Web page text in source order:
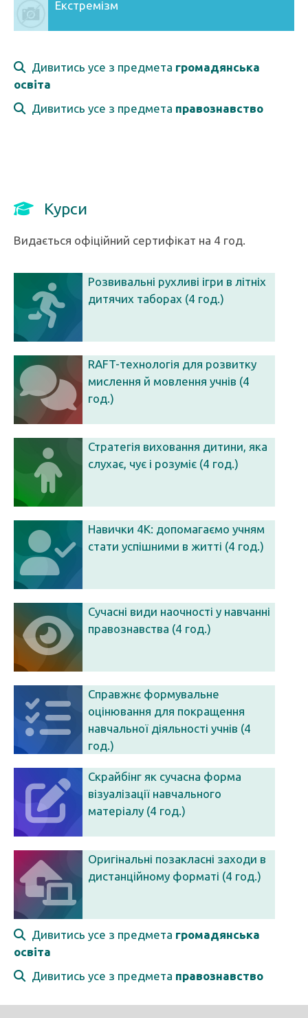
Екстремізм
Дивитись усе з предмета громадянська
освіта
Дивитись усе з предмета правознавство
Курси
Видається офіційний сертифікат на 4 год.
Розвивальні рухливі ігри в літніх
дитячих таборах (4 год.)
RAFT-технологія для розвитку
мислення й мовлення учнів (4
год.)
Стратегія виховання дитини, яка
слухає, чує і розуміє (4 год.)
Навички 4К: допомагаємо учням
стати успішними в житті (4 год.)
Сучасні види наочності у навчанні
правознавства (4 год.)
Справжнє формувальне
оцінювання для покращення
навчальної діяльності учнів (4
год.)
Скрайбінг як сучасна форма
візуалізації навчального
матеріалу (4 год.)
Оригінальні позакласні заходи в
дистанційному форматі (4 год.)
Дивитись усе з предмета громадянська
освіта
Дивитись усе з предмета правознавство